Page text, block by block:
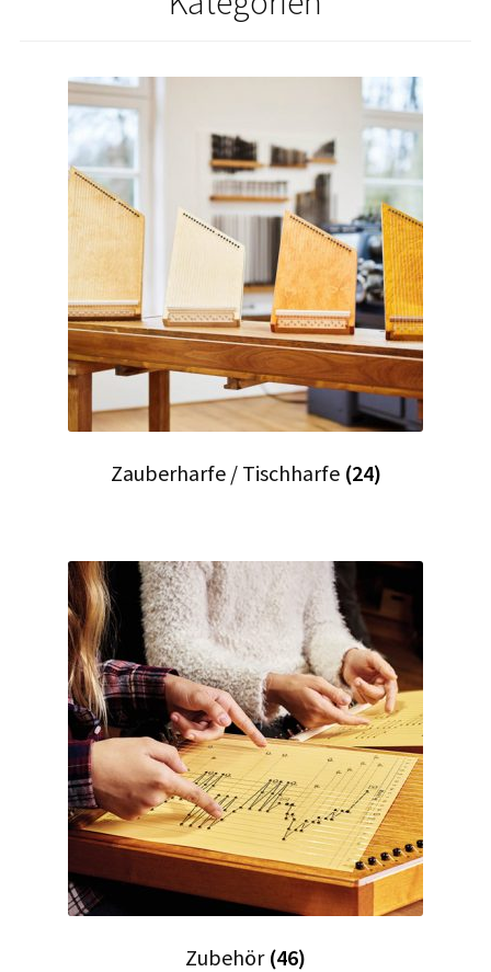
Zauberharfe / Tischharfe (24)
Zubehör (46)